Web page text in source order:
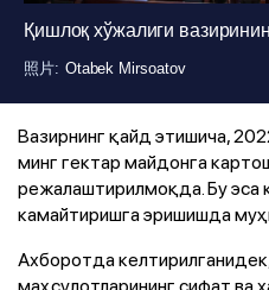
Қишлоқ хўжалиги
照片: Otabek Mirsoatov
照片: Otabek Mirsoatov
照片: Otabek Mirsoatov
照片: Otabek Mirsoatov
照片: Otabek Mirsoatov
照片: Otabek Mirsoatov
照片: Otabek Mirsoatov
照片: Otabek Mirsoatov
照片: Otabek Mirsoatov
照片: Otabek Mirsoatov
照片: Otabek Mirsoatov
照片: Otabek Mirsoatov
照片: Otabek Mirsoatov
照片: Otabek Mirsoatov
照片: Otabek Mirsoatov
照片: Otabek Mirsoatov
照片: Otabek Mirsoatov
照片: Otabek Mirsoatov
照片: Otabek Mirsoatov
照片: Otabek Mirsoatov
照片: Otabek Mirsoatov
照片: Otabek Mirsoatov
照片: Otabek Mirsoatov
照片: Otabek Mirsoatov
照片: Otabek Mirsoatov
照片: Otabek Mirsoatov
照片: Otabek Mirsoatov
照片: Otabek Mirsoatov
照片: Otabek Mirsoatov
照片: Otabek Mirsoatov
照片: Otabek Mirsoatov
照片: Otabek Mirsoatov
照片: Otabek Mirsoatov
照片: Otabek Mirsoatov
照片: Otabek Mirsoatov
照片: Otabek Mirsoatov
Вазирнинг қайд этишича,
минг гектар майдонга
режалаштирилмоқда. Бу эса
камайтиришга эришишда
Ахборотда